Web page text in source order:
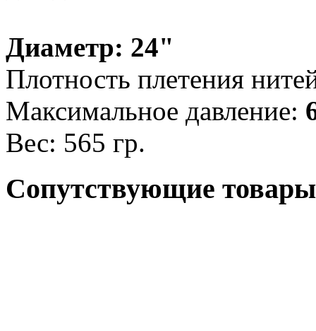
Диаметр: 24"
Плотность плетения
Максимальное давление:
Вес: 565 гр.
Сопутствующие товары